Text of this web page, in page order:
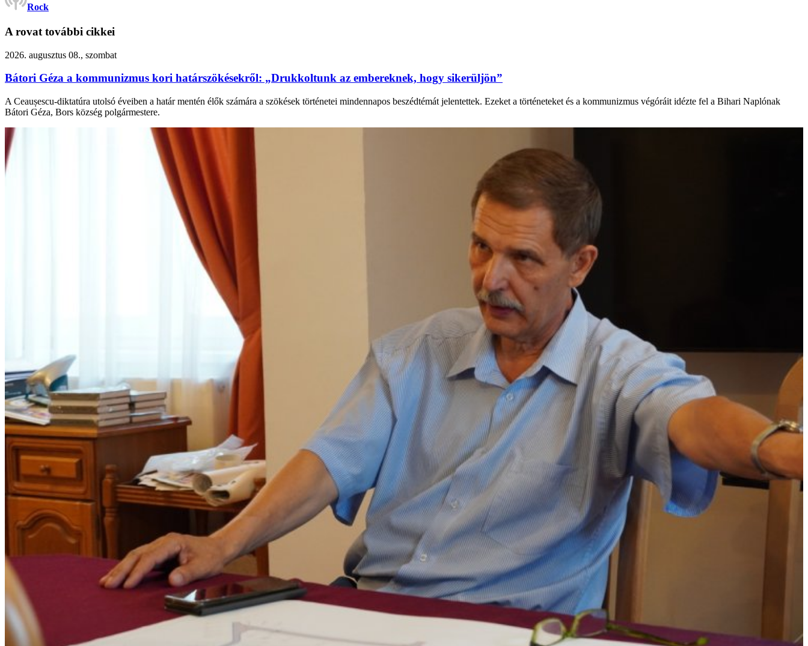
Rock
A rovat további cikkei
2026. augusztus 08., szombat
Bátori Géza a kommunizmus kori határszökésekről: „Drukkoltunk az embereknek, hogy sikerüljön”
A Ceaușescu-diktatúra utolsó éveiben a határ mentén élők számára a szökések történetei mindennapos beszédtémát jelentettek. Ezeket a történeteket és a kommunizmus végóráit idézte fel a Bihari Naplónak
Bátori Géza, Bors község polgármestere.